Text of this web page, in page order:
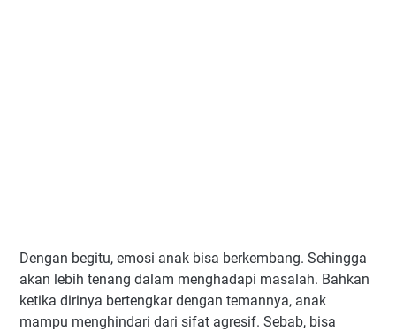
Dengan begitu, emosi anak bisa berkembang. Sehingga
akan lebih tenang dalam menghadapi masalah. Bahkan
ketika dirinya bertengkar dengan temannya, anak
mampu menghindari dari sifat agresif. Sebab, bisa